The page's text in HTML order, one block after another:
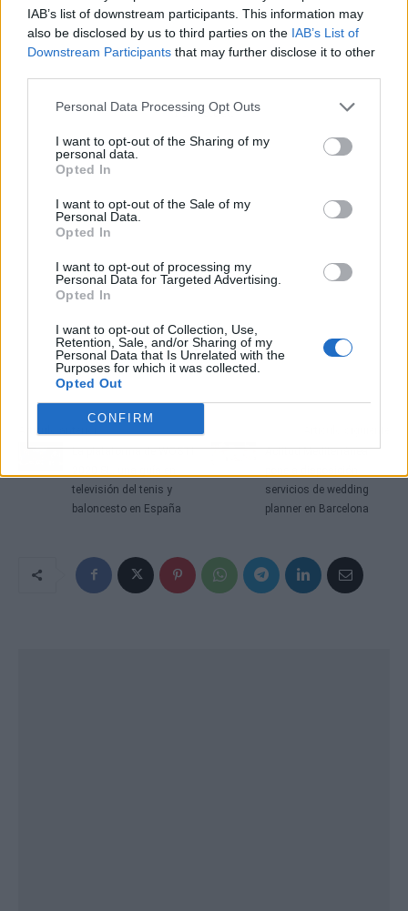
IAB’s list of downstream participants. This information may
also be disclosed by us to third parties on the IAB’s List of
Downstream Participants that may further disclose it to other
Personal Data Processing Opt Outs
I want to opt-out of the Sharing of my
personal data.
Opted In
I want to opt-out of the Sale of my
Personal Data.
Opted In
I want to opt-out of processing my
Personal Data for Targeted Advertising.
Opted In
I want to opt-out of Collection, Use,
Retention, Sale, and/or Sharing of my
Personal Data that Is Unrelated with the
Purposes for which it was collected.
Opted Out
CONFIRM
Publicidad
Artículo anterior
La plataforma de WOSTI
televisión del tenis y
baloncesto en España
Actitud Mediterránea
servicios de wedding
planner en Barcelona